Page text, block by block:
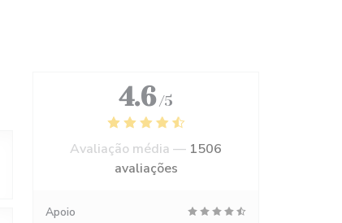
4.6 /5
Avaliação média — 1506
avaliações
Apoio